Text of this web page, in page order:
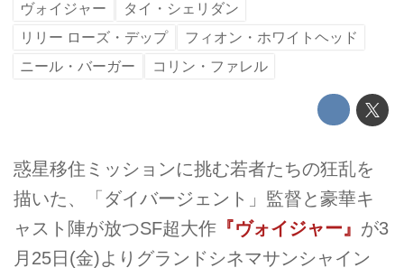
ヴォイジャー
タイ・シェリダン
リリー ローズ・デップ
フィオン・ホワイトヘッド
ニール・バーガー
コリン・ファレル
惑星移住ミッションに挑む若者たちの狂乱を
描いた、「ダイバージェント」監督と豪華キ
ャスト陣が放つSF超大作 『ヴォイジャー』 が3
月25日(金)よりグランドシネマサンシャイン